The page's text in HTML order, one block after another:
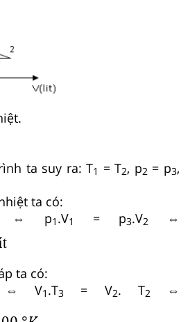
ta suy ra: T1 = T2, p2 = p3,
ta có:
⇔ p1 .V1 = p3.V2 ⇔
ta có:
V1 .T3 = V2. T2 ⇔